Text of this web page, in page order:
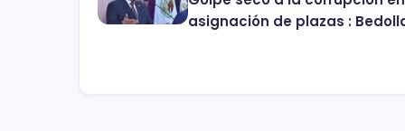
asignación de plazas :